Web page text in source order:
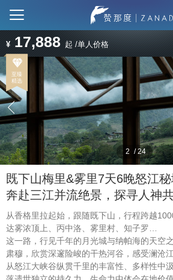
¥ 17,888起 /单人价格
2 / 24
既下山梅里&雾里7天6晚怒江
奔赴三江并流绝景，探寻人神
从香格里拉起始，跟随既下山，行程跨越
达雾浓顶上、丙中洛、雾里村、知子罗…
这一路，行见千年的月光城与纳帕海的天空
肃穆，欣赏深邃险峻的干热河谷，感受澜沧
从怒江大峡谷纵贯千里的丰富性、多样性中